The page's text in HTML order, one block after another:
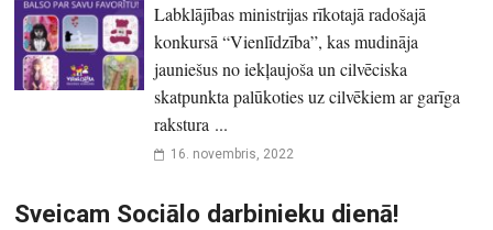
Labklājības ministrijas rīkotajā radošajā
konkursā “Vienlīdzība”, kas mudināja
jauniešus no iekļaujoša un cilvēciska
skatpunkta palūkoties uz cilvēkiem ar garīga
rakstura ...
16. novembris, 2022
Sveicam Sociālo darbinieku dienā!